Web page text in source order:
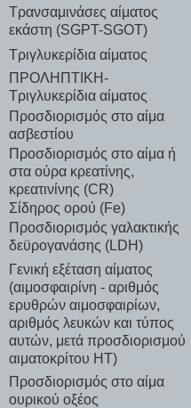
Τρανσαμινάσες αίματος
εκάστη (SGPT-SGOT)
Τριγλυκερίδια αίματος
ΠΡΟΛΗΠΤΙΚΗ-
Τριγλυκερίδια αίματος
Προσδιορισμός στο αίμα
ασβεστίου
Προσδιορισμός στο αίμα ή
στα ούρα κρεατίνης,
κρεατινίνης (CR)
Σίδηρος ορού (Fe)
Προσδιορισμός γαλακτικής
δεϋρογανάσης (LDH)
Γενική εξέταση αίματος
(αιμοσφαιρίνη - αριθμός
ερυθρών αιμοσφαιρίων,
αριθμός λευκών και τύπος
αυτών, μετά προσδιορισμού
αιματοκρίτου ΗΤ)
Προσδιορισμός στο αίμα
ουρικού οξέος